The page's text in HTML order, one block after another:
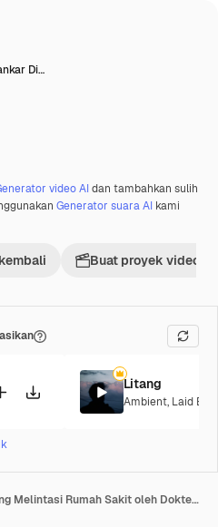
Di…
video AIdan tambahkan sulih
Generator suara AIkami
Buat proyek video
Litang
Ambient, Laid
Pasien di Brankar Didorong Melintasi Rumah Sakit oleh Dokter - Gerakan Lambat - 4K UHD